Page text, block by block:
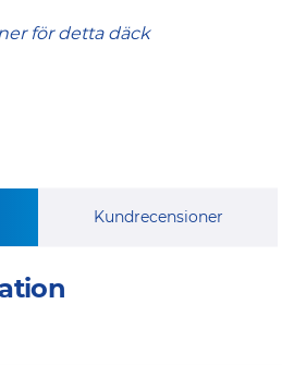
för detta däck
Kundrecensioner